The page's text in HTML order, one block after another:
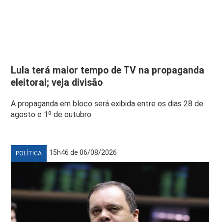
Lula terá maior tempo de TV na propaganda
eleitoral; veja divisão
A propaganda em bloco será exibida entre os dias 28 de
agosto e 1º de outubro
POLÍTICA 15h46 de 06/08/2026